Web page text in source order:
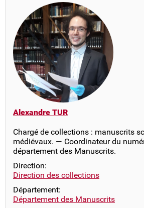
Alexandre TUR
Chargé de collections : manuscrits
médiévaux. — Coordinateur du
département des Manuscrits.
Direction:
Direction des collections
Département:
Département des Manuscrits